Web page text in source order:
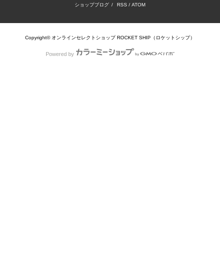
ショップブログ / RSS / ATOM
Copyright© オンラインセレクトショップ ROCKET SHIP（ロケットシップ）
Powered by